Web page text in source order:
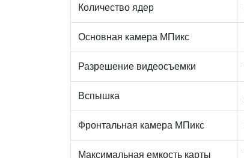
Количество ядер
Основная камера МПикс
Разрешение видеосъемки
Вспышка
Фронтальная камера МПикс
Максимальная емкость карты